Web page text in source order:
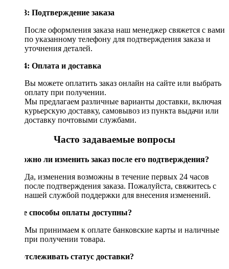
Шаг 3: Подтверждение заказа
После оформления заказа наш менеджер свяжется с вами
по указанному телефону для подтверждения заказа и
уточнения деталей.
Шаг 4: Оплата и доставка
Вы можете оплатить заказ онлайн на сайте или выбрать
оплату при получении.
Мы предлагаем различные варианты доставки, включая
курьерскую доставку, самовывоз из пункта выдачи или
доставку почтовыми службами.
Часто задаваемые вопросы
Возможно ли изменить заказ после его подтверждения?
Да, изменения возможны в течение первых 24 часов
после подтверждения заказа. Пожалуйста, свяжитесь с
нашей службой поддержки для внесения изменений.
Какие способы оплаты доступны?
Мы принимаем к оплате банковские карты и наличные
при получении товара.
Как отслеживать статус доставки?